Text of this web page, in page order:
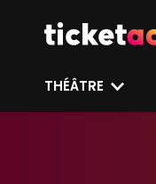
THÉÂTRE